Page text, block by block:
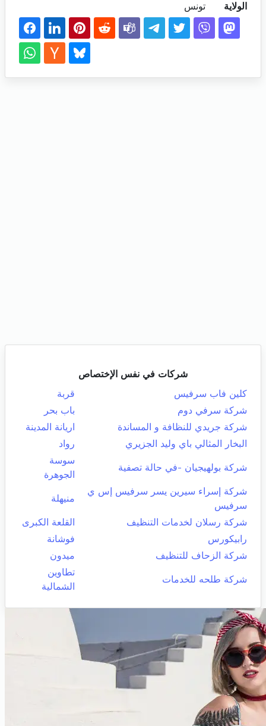
الولاية تونس
شركات في نفس الإختصاص
كلين فاب سرفيس
قربة
شركة سرفي دوم
باب بحر
شركة جريدي للنظافة و المساندة
اريانة المدينة
البخار المثالي باي وليد الجزيري
رواد
شركة بولهيجيان -في حالة تصفية
سوسة
الجوهرة
شركة إسراء سيرين يسر سرفيس إس ي
سرفيس
منيهلة
شركة رسلان لخدمات التنظيف
القلعة الكبرى
رابيكورس
فوشانة
شركة الزحاف للتنظيف
ميدون
شركة طلحه للخدمات
تطاوين
الشمالية